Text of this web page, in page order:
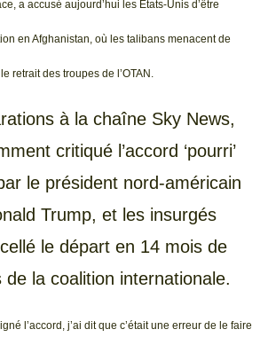
a accusé aujourd’hui les États-Unis d’être
en Afghanistan, où les talibans menacent de
retrait des troupes de l’OTAN.
à la chaîne Sky News,
critiqué l’accord ‘pourri’
le président nord-américain
Trump, et les insurgés
le départ en 14 mois de
la coalition internationale.
l’accord, j’ai dit que c’était une erreur de le faire